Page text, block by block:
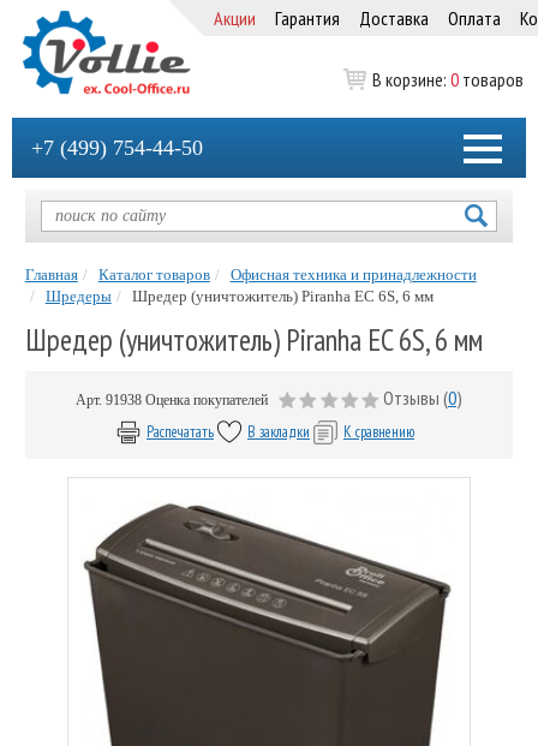
Акции Гарантия Доставка Оплата
В корзине: 0 товаров
+7 (499) 754-44-50
Главная Каталог товаров
Офисная техника и принадлежности
Шредеры
Шредер (уничтожитель) Piranha EC 6S, 6 мм
Шредер (уничтожитель) Piranha EC 6S, 6 мм
Арт. 91938 Оценка покупателей Отзывы (0)
Распечатать В закладки К сравнению